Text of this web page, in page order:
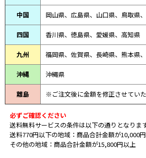
中国 岡山県、広島県、山口県、鳥取県
四国 香川県、徳島県、愛媛県、高知県
九州 福岡県、佐賀県、長崎県、熊本県
沖縄 沖縄県
離島 ※ご注文後に金額を修正させてい
必ずご確認ください
送料無料サービスの条件は以下の通りとなります
送料770円以下の地域：商品合計金額が10,000
その他の地域：商品合計金額が15,800円以上